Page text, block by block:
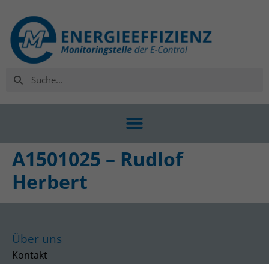
A1501025 – Rudlof
Herbert
Über uns
Kontakt